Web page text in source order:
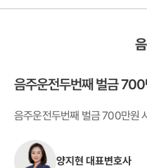
음주운전두번째 벌금 700
음주운전두번째 벌금 700만원
양지현 대표변호사